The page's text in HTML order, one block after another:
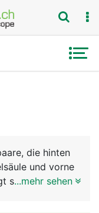
die hinten
und vorne
sind. Nur die
...mehr sehen